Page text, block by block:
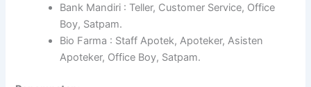
Bank Mandiri : Teller, Customer Service, Office
Boy, Satpam.
Bio Farma : Staff Apotek, Apoteker, Asisten
Apoteker, Office Boy, Satpam.